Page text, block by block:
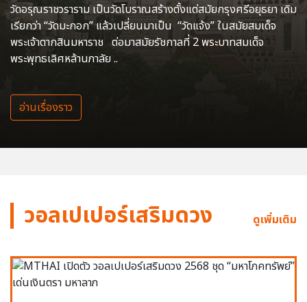
วัดอรุณราชวราราม เป็นวัดโบราณสร้างตั้งแต่สมัยกรุงศรีอยุธยา เดิม
เรียกว่า “วัดมะกอก” แล้วเปลี่ยนมาเป็น “วัดแจ้ง” ในสมัยสมเด็จ
พระเจ้าตากสินมหาราช ต่อมาสมัยรัชกาลที่ 2 พระบาทสมเด็จ
พระพุทธเลิศหล้านภาลัย ..
อ่านเรื่องราว
วอลเปเปอร์เสริมดวง ดูเพิ่มเติม